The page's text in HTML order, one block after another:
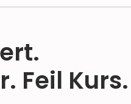
Feil Kurs.